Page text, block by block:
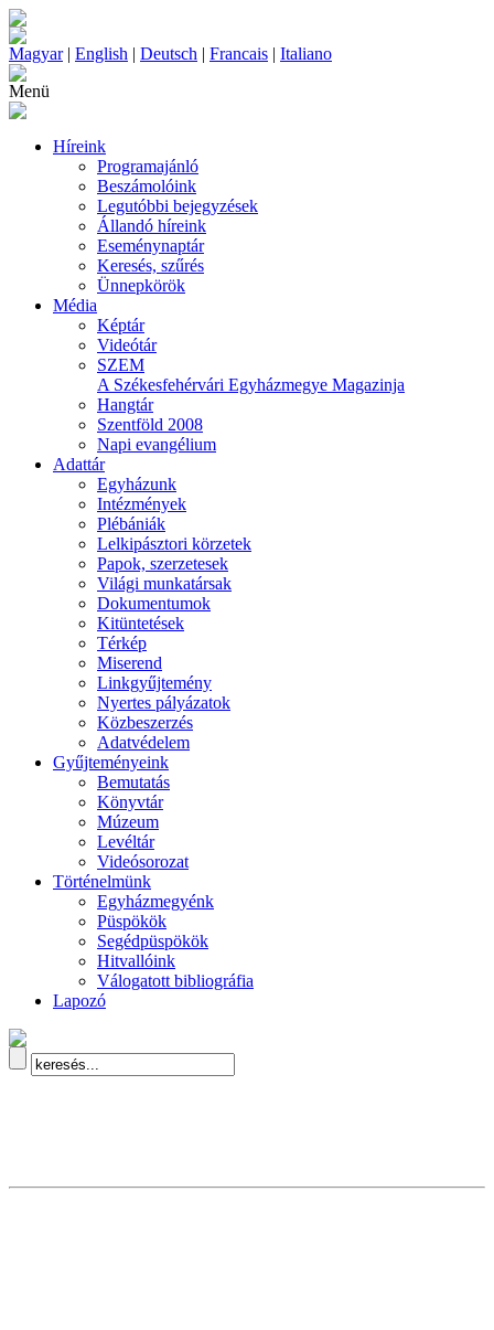
Magyar| English | Deutsch | Francais | Italiano
Menü
Híreink
Programajánló
Beszámolóink
Legutóbbi bejegyzések
Állandó híreink
Eseménynaptár
Keresés, szűrés
Ünnepkörök
Média
Képtár
Videótár
SZEM
A Székesfehérvári Egyházmegye Magazinja
Hangtár
Szentföld 2008
Napi evangélium
Adattár
Egyházunk
Intézmények
Plébániák
Lelkipásztori körzetek
Papok, szerzetesek
Világi munkatársak
Dokumentumok
Kitüntetések
Térkép
Miserend
Linkgyűjtemény
Nyertes pályázatok
Közbeszerzés
Adatvédelem
Gyűjteményeink
Bemutatás
Könyvtár
Múzeum
Levéltár
Videósorozat
Történelmünk
Egyházmegyénk
Püspökök
Segédpüspökök
Hitvallóink
Válogatott bibliográfia
Lapozó